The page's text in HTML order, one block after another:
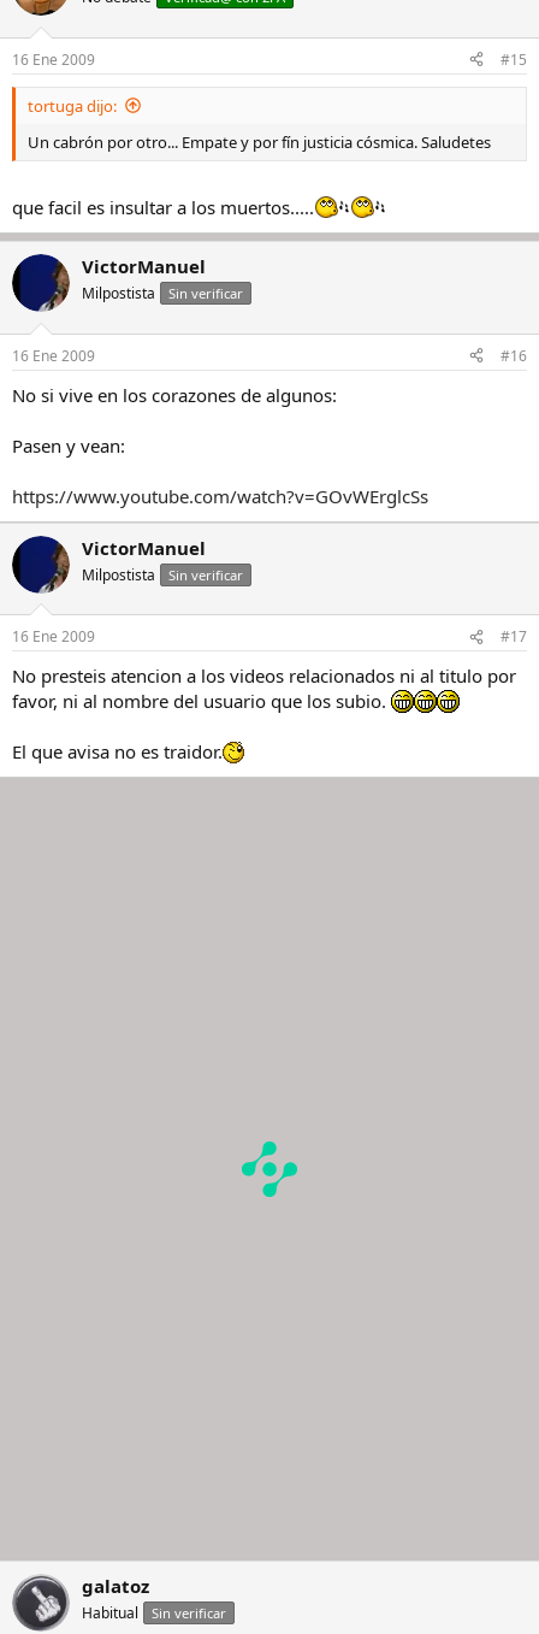
16 Ene 2009 #15
tortuga dijo:
Un cabrón por otro... Empate y por fín justicia cósmica. Saludetes
que facil es insultar a los muertos.....
VictorManuel
Milpostista Sin verificar
16 Ene 2009 #16
No si vive en los corazones de algunos:
Pasen y vean:
https://www.youtube.com/watch?v=GOvWErglcSs
VictorManuel
Milpostista Sin verificar
16 Ene 2009 #17
No presteis atencion a los videos relacionados ni al titulo por
favor, ni al nombre del usuario que los subio.
El que avisa no es traidor.
galatoz
Habitual Sin verificar